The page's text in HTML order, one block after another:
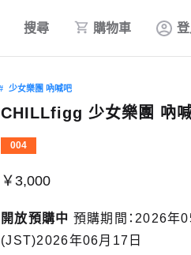
搜尋 購物車
少女樂團 吶喊吧
CHILLfigg 少女樂團 吶
004
￥3,000
開放預購中 預購期間：2026年
(JST)2026年06月17日